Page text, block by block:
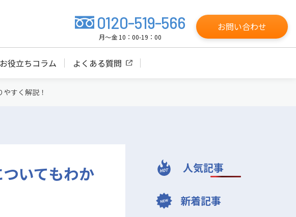
0120-519-566
月～金 10：00-19：00
お問い合わせ
お役立ちコラム よくある質問
すく解説！
いてもわか
人気記事
新着記事